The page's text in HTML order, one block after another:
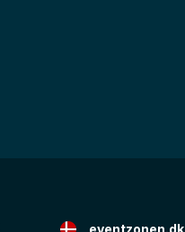
eventzonen.dk